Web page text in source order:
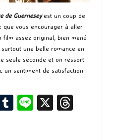
de Guerneseyest un coup de
vous encourager à aller
film assez original, bien mené
une belle romance en
seule seconde et on ressort
un sentiment de satisfaction
T
Li X